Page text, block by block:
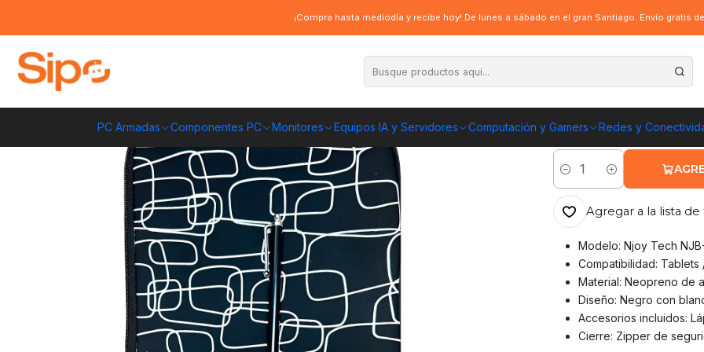
PC Armadas Componentes PC Monitores Equipos IA y Servidores Computación y Gamers Redes y
¡Compra hasta mediodía y recibe hoy! De lunes a sábado en el gran Santiago. Envío gratis
Funda para Tablet 10" + Lapiz Stylus Njoy Tech NJB-910HM
Funda para
910HM
ENVÍO GRATIS A
Cantidad
Agregar a la lista de
Modelo: Njoy Tech
Compatibilidad: Tablets
Material: Neopreno de
Diseño: Negro con
Accesorios incluidos:
Cierre: Zipper de